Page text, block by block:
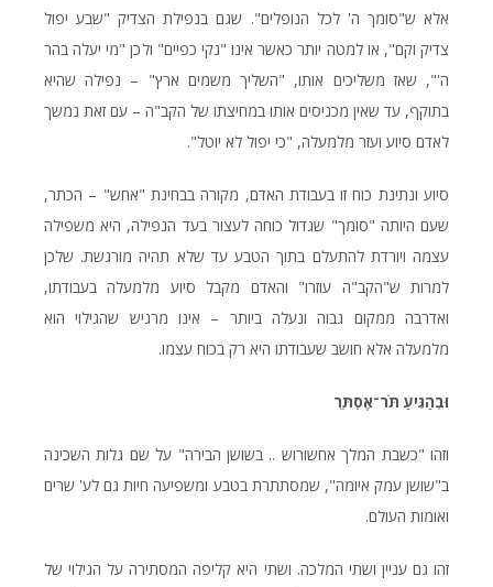
אלא ש"סומך ה' לכל הנופלים". שגם בנפילת הצדיק "שבע יפול
צדיק וקם", או למטה יותר כאשר אינו "נקי כפיים" ולכן "מי יעלה בהר
ה'", שאז משליכים אותו, "השליך משמים ארץ" – נפילה שהיא
בתוקף, עד שאין מכניסים אותו במחיצתו של הקב"ה – עם זאת נמשך
לאדם סיוע ועזר מלמעלה, "כי יפול לא יוטל".
סיוע ונתינת כוח זו בעבודת האדם, מקורה בבחינת "אחש" – הכתר,
שעם היותה "סומך" שגדול כוחה לעצור בעד הנפילה, היא משפילה
עצמה ויורדת להתעלם בתוך הטבע עד שלא תהיה מורגשת. שלכן
למרות ש"הקב"ה עוזרו" והאדם מקבל סיוע מלמעלה בעבודתו,
ואדרבה ממקום גבוה ונעלה ביותר – אינו מרגיש שהגילוי הוא
מלמעלה אלא חושב שעבודתו היא רק בכוח עצמו.
וּבְהַגִּיעַ תֹּר־אֶסְתֵּר
וזהו "כשבת המלך אחשורוש .. בשושן הבירה" על שם גלות השכינה
ב"שושן עמק איומה", שמסתתרת בטבע ומשפיעה חיות גם לע' שרים
ואומות העולם.
זהו גם עניין ושתי המלכה. ושתי היא קליפה המסתירה על הגילוי של